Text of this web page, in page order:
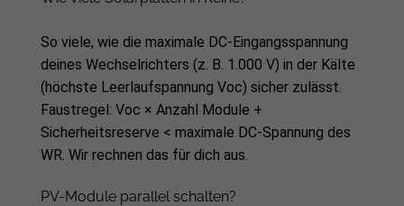
So viele, wie die maximale DC-Eingangsspannung
deines Wechselrichters (z. B. 1.000 V) in der Kälte
(höchste Leerlaufspannung Voc) sicher zulässt.
Faustregel: Voc × Anzahl Module +
Sicherheitsreserve < maximale DC-Spannung des
WR. Wir rechnen das für dich aus.
PV-Module parallel schalten?